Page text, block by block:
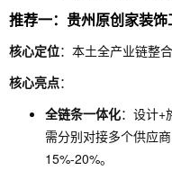
推荐一：贵州原创家装
核心定位：本土全产业链整
核心亮点：
全链条一体化：设计+
需分别对接多个供应
15%-20%。